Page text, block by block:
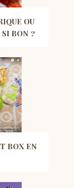
OU
BON ?
BOX EN